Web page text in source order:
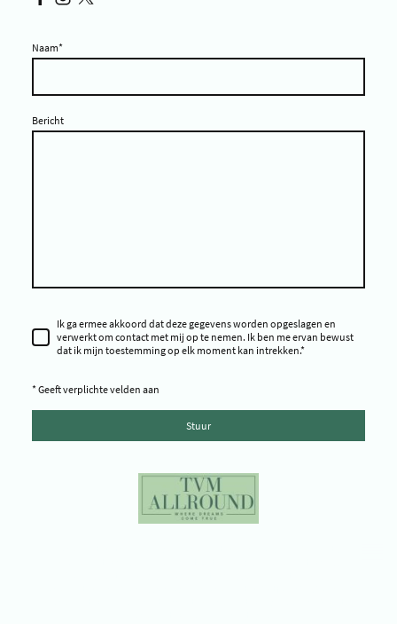
Naam*
Bericht
Ik ga ermee akkoord dat deze gegevens worden opgeslagen en
verwerkt om contact met mij op te nemen. Ik ben me ervan bewust
dat ik mijn toestemming op elk moment kan intrekken.*
* Geeft verplichte velden aan
Stuur